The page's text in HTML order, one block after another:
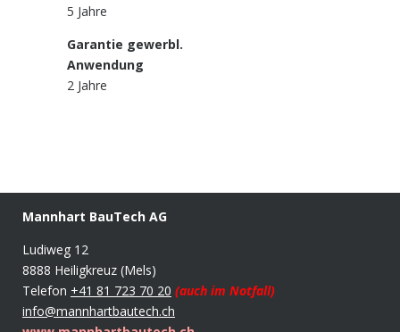
5 Jahre
Garantie gewerbl.
Anwendung
2 Jahre
Mannhart BauTech AG
Ludiweg 12
8888 Heiligkreuz (Mels)
Telefon +41 81 723 70 20 (auch im Notfall)
info@mannhartbautech.ch